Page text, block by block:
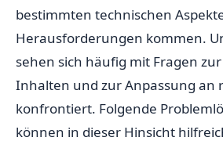
bestimmten technischen
Herausforderungen kommen.
sehen sich häufig mit Fragen
Inhalten und zur Anpassung an
konfrontiert. Folgende
können in dieser Hinsicht